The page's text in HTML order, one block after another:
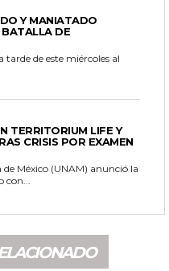
Y MANIATADO
DE
de este miércoles al
TERRITORIUM LIFE Y
CRISIS POR EXAMEN
México (UNAM) anunció la